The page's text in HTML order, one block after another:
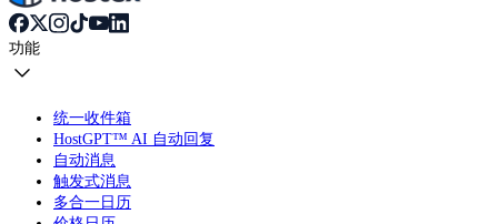
功能
统一收件箱
HostGPT™ AI 自动回复
自动消息
触发式消息
多合一日历